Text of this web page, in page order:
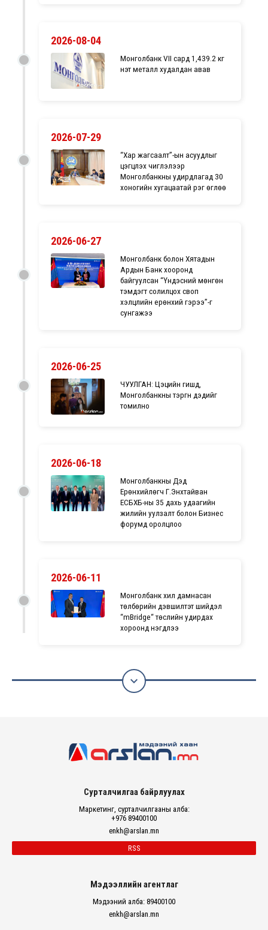
2026-08-04
Монголбанк VII сард 1,439.2 кг
үнэт металл худалдан авав
2026-07-29
“Хар жагсаалт”-ын асуудлыг
цэгцлэх чиглэлээр
Монголбанкны удирдлагад 30
хоногийн хугацаатай үүрэг өглөө
2026-06-27
Монголбанк болон Хятадын
Ардын Банк хооронд
байгуулсан “Үндэсний мөнгөн
тэмдэгт солилцох своп
хэлцлийн ерөнхий гэрээ”-г
сунгажээ
2026-06-25
ЧУУЛГАН: Цэцийн гишүүд,
Монголбанкны тэргүүн дэдийг
томилно
2026-06-18
Монголбанкны Дэд
Ерөнхийлөгч Г.Энхтайван
ЕСБХБ-ны 35 дахь удаагийн
жилийн уулзалт болон Бизнес
форумд оролцлоо
2026-06-11
Монголбанк хил дамнасан
төлбөрийн дэвшилтэт шийдэл
“mBridge“ төслийн удирдах
хороонд нэгдлээ

Сурталчилгаа байрлуулах
Маркетинг, сурталчилгааны алба:
+976 89400100
enkh@arslan.mn
RSS
Мэдээллийн агентлаг
Мэдээний алба: 89400100
enkh@arslan.mn